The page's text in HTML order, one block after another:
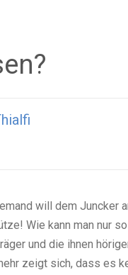
will dem Juncker
Wie kann man nur
und die ihnen
zeigt sich, dass es